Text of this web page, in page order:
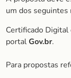
um dos seguintes
Certificado
portalGov.br.
Para propostas